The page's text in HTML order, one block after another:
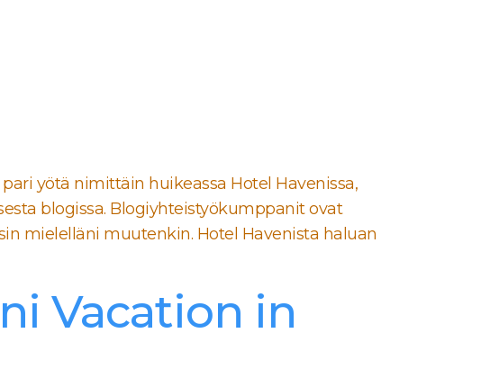
yötä nimittäin huikeassa Hotel Havenissa,
blogissa. Blogiyhteistyökumppanit ovat
mielelläni muutenkin. Hotel Havenista haluan
Vacation in